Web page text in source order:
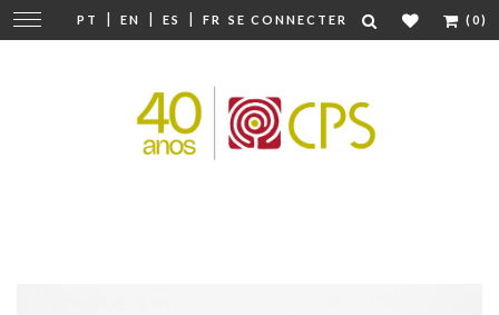
PT | EN | ES | FR SE CONNECTER (0)
Modifier
la